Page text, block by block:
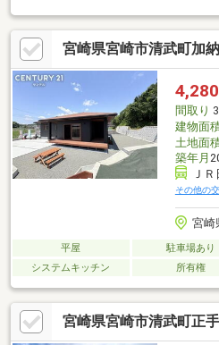
ニ、スーパーまで徒歩5分圏内♪清武
のアクセスも楽々です！また、食料
品店など様々な店舗が入ったショッ
ル清武』までは車でわずか5分の場
ろん、休日の遊びまで叶えられる場
宮崎県宮崎市清武町加
4,280
間取り
建物面
土地面
築年月
Ｊ
その他の
宮崎
平屋 駐車場あり
システムキッチン
所有権
宮崎県宮崎市清武町正